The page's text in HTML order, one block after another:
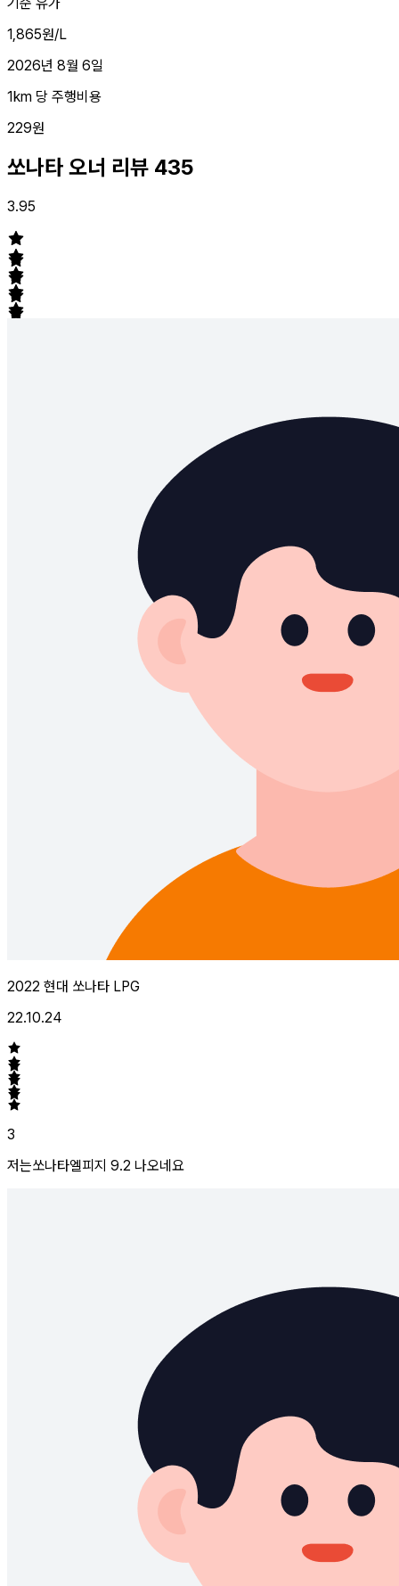
1,865원/L
2026년 8월 6일
1km 당 주행비용
229원
쏘나타 오너 리뷰 435
3.95
2022 현대 쏘나타 LPG
22.10.24
3
저는쏘나타엘피지 9.2 나오네요